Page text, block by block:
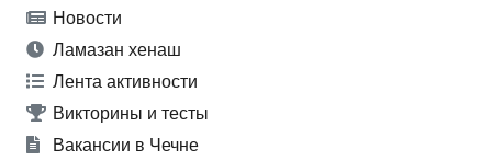
Новости
Ламазан хенаш
Лента активности
Викторины и тесты
Вакансии в Чечне